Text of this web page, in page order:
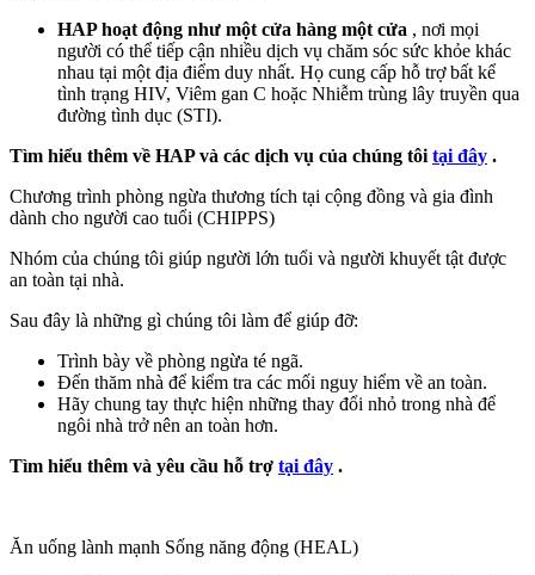
HAP hoạt động như một cửa hàng một cửa , nơi mọi
người có thể tiếp cận nhiều dịch vụ chăm sóc sức khỏe khác
nhau tại một địa điểm duy nhất. Họ cung cấp hỗ trợ bất kể
tình trạng HIV, Viêm gan C hoặc Nhiễm trùng lây truyền qua
đường tình dục (STI).
Tìm hiểu thêm về HAP và các dịch vụ của chúng tôi tại đây .
Chương trình phòng ngừa thương tích tại cộng đồng và gia đình
dành cho người cao tuổi (CHIPPS)
Nhóm của chúng tôi giúp người lớn tuổi và người khuyết tật được
an toàn tại nhà.
Sau đây là những gì chúng tôi làm để giúp đỡ:
Trình bày về phòng ngừa té ngã.
Đến thăm nhà để kiểm tra các mối nguy hiểm về an toàn.
Hãy chung tay thực hiện những thay đổi nhỏ trong nhà để
ngôi nhà trở nên an toàn hơn.
Tìm hiểu thêm và yêu cầu hỗ trợ tại đây .
Ăn uống lành mạnh Sống năng động (HEAL)